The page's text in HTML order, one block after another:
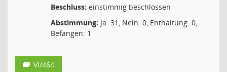
Beschluss: einstimmig beschlossen
Abstimmung: Ja: 31, Nein: 0, Enthaltung: 0,
Befangen: 1
VI/464